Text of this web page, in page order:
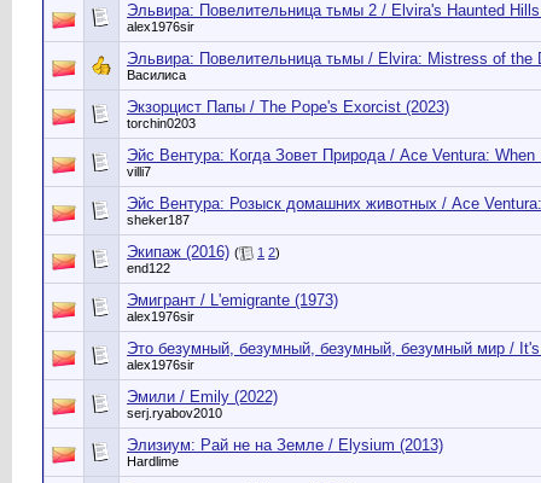
Эльвира: Повелительница тьмы 2 / Elvira's Haunted
alex1976sir
Эльвира: Повелительница тьмы / Elvira: Mistress of the
Василиса
Экзорцист Папы / The Pope's Exorcist (2023)
torchin0203
Эйс Вентура: Когда Зовет Природа / Ace Ventura: When
villi7
Эйс Вентура: Розыск домашних животных / Ace
sheker187
Экипаж (2016) ( 1 2)
end122
Эмигрант / L'emigrante (1973)
alex1976sir
Это безумный, безумный, безумный, безумный мир /
alex1976sir
Эмили / Emily (2022)
serj.ryabov2010
Элизиум: Рай не на Земле / Elysium (2013)
Hardlime